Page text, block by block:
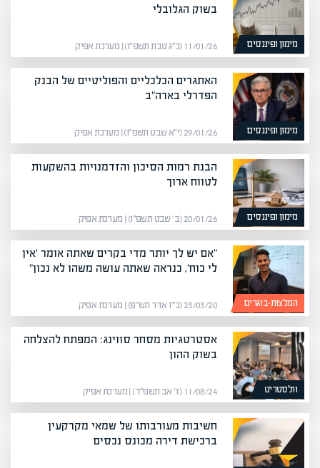
מימון ופיננסים
בשוק הגלובלי
11/01/26 (כ״ג טבת תשפ״ו) | מערכת אפיק
מימון ופיננסים
האתגרים הכלכליים והפוליטיים של הבנק
הפדרלי בארה"ב
29/01/26 (י״א שבט תשפ״ו) | מערכת אפיק
מימון ופיננסים
הבנת רמות הסיכון והזדמנויות בהשקעות
לטווח ארוך
20/01/26 (ב׳ שבט תשפ״ו) | מערכת אפיק
המלצות-בוגרים
"אם יש לך יותר מדי בקרים שאתה אומר 'אין
לי כוח', כנראה שאתה עושה משהו לא נכון"
23/03/20 (כ״ז אדר תש״פ) | מערכת אפיק
וולסטריט
אסטרטגיות מסחר סווינג: המפתח להצלחה
בשוק ההון
11/08/24 (ז׳ אב תשפ״ד) | מערכת אפיק
חשיבות מעורבותו של שמאי מקרקעין
ברכישת דירה מכונס נכסים